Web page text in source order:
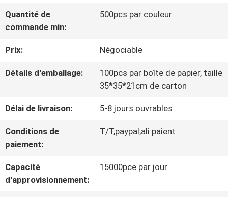
CONTRÔLE
LA
QUALITÉ
CONTACT
NOUVELLES
Quantité de
commande min:
500pcs par couleur
Prix: Négociable
Détails d'emballage:
100pcs par boîte de papier, taille
35*35*21cm de carton
Délai de livraison: 5-8 jours ouvrables
Conditions de
paiement:
T/T,paypal,ali paient
Capacité
d'approvisionnement:
15000pce par jour